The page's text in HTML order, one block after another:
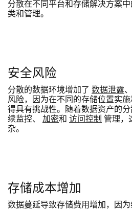
分散在不同平台和存储解决方案
类和管理。
安全风险
分散的数据环境增加了 数据泄露
风险，因为在不同的存储位置实
得具有挑战性。随着数据资产的
续监控、 加密和 访问控制 管理，
杂。
存储成本增加
数据蔓延导致存储费用增加，因